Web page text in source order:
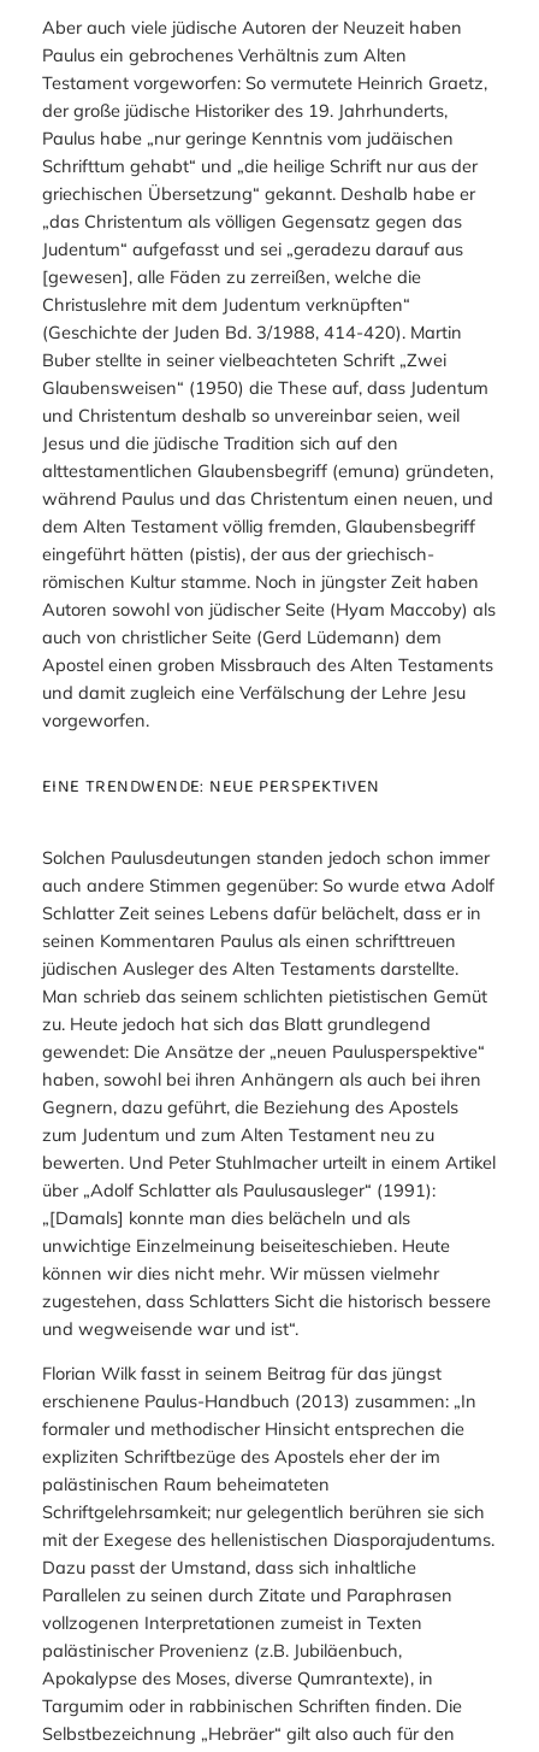
Aber auch viele jüdische Autoren der Neuzeit haben
Paulus ein gebrochenes Verhältnis zum Alten
Testament vorgeworfen: So vermutete Heinrich Graetz,
der große jüdische Historiker des 19. Jahrhunderts,
Paulus habe „nur geringe Kenntnis vom judäischen
Schrifttum gehabt“ und „die heilige Schrift nur aus der
griechischen Übersetzung“ gekannt. Deshalb habe er
„das Christentum als völligen Gegensatz gegen das
Judentum“ aufgefasst und sei „geradezu darauf aus
[gewesen], alle Fäden zu zerreißen, welche die
Christuslehre mit dem Judentum verknüpften“
(Geschichte der Juden Bd. 3/1988, 414-420). Martin
Buber stellte in seiner vielbeachteten Schrift „Zwei
Glaubensweisen“ (1950) die These auf, dass Judentum
und Christentum deshalb so unvereinbar seien, weil
Jesus und die jüdische Tradition sich auf den
alttestamentlichen Glaubensbegriff (emuna) gründeten,
während Paulus und das Christentum einen neuen, und
dem Alten Testament völlig fremden, Glaubensbegriff
eingeführt hätten (pistis), der aus der griechisch-
römischen Kultur stamme. Noch in jüngster Zeit haben
Autoren sowohl von jüdischer Seite (Hyam Maccoby) als
auch von christlicher Seite (Gerd Lüdemann) dem
Apostel einen groben Missbrauch des Alten Testaments
und damit zugleich eine Verfälschung der Lehre Jesu
vorgeworfen.
EINE TRENDWENDE: NEUE PERSPEKTIVEN
Solchen Paulusdeutungen standen jedoch schon immer
auch andere Stimmen gegenüber: So wurde etwa Adolf
Schlatter Zeit seines Lebens dafür belächelt, dass er in
seinen Kommentaren Paulus als einen schrifttreuen
jüdischen Ausleger des Alten Testaments darstellte.
Man schrieb das seinem schlichten pietistischen Gemüt
zu. Heute jedoch hat sich das Blatt grundlegend
gewendet: Die Ansätze der „neuen Paulusperspektive“
haben, sowohl bei ihren Anhängern als auch bei ihren
Gegnern, dazu geführt, die Beziehung des Apostels
zum Judentum und zum Alten Testament neu zu
bewerten. Und Peter Stuhlmacher urteilt in einem Artikel
über „Adolf Schlatter als Paulusausleger“ (1991):
„[Damals] konnte man dies belächeln und als
unwichtige Einzelmeinung beiseiteschieben. Heute
können wir dies nicht mehr. Wir müssen vielmehr
zugestehen, dass Schlatters Sicht die historisch bessere
und wegweisende war und ist“.
Florian Wilk fasst in seinem Beitrag für das jüngst
erschienene Paulus-Handbuch (2013) zusammen: „In
formaler und methodischer Hinsicht entsprechen die
expliziten Schriftbezüge des Apostels eher der im
palästinischen Raum beheimateten
Schriftgelehrsamkeit; nur gelegentlich berühren sie sich
mit der Exegese des hellenistischen Diasporajudentums.
Dazu passt der Umstand, dass sich inhaltliche
Parallelen zu seinen durch Zitate und Paraphrasen
vollzogenen Interpretationen zumeist in Texten
palästinischer Provenienz (z.B. Jubiläenbuch,
Apokalypse des Moses, diverse Qumrantexte), in
Targumim oder in rabbinischen Schriften finden. Die
Selbstbezeichnung „Hebräer“ gilt also auch für den